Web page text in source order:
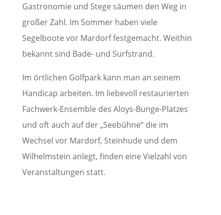
Gastronomie und Stege säumen den Weg in
großer Zahl. Im Sommer haben viele
Segelboote vor Mardorf festgemacht. Weithin
bekannt sind Bade- und Surfstrand.
Im örtlichen Golfpark kann man an seinem
Handicap arbeiten. Im liebevoll restaurierten
Fachwerk-Ensemble des Aloys-Bunge-Platzes
und oft auch auf der „Seebühne“ die im
Wechsel vor Mardorf, Steinhude und dem
Wilhelmstein anlegt, finden eine Vielzahl von
Veranstaltungen statt.